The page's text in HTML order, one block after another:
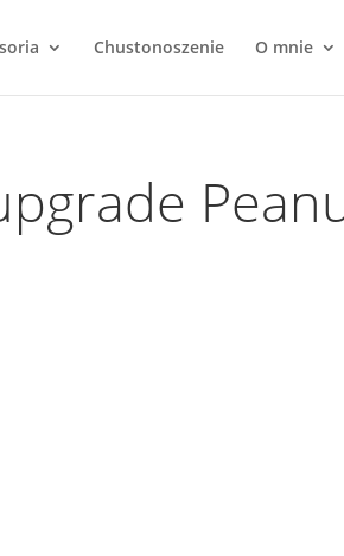
Chustonoszenie O mnie